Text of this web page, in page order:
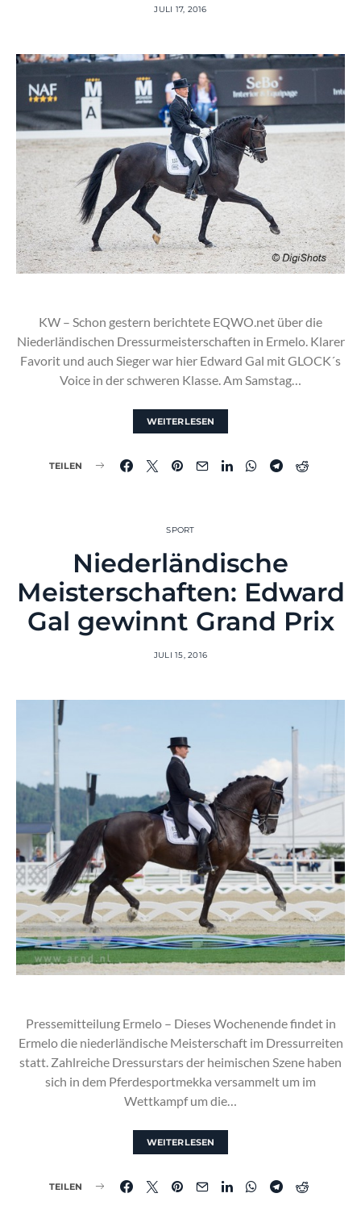
JULI 17, 2016
KW – Schon gestern berichtete EQWO.net über die
Niederländischen Dressurmeisterschaften in Ermelo. Klarer
Favorit und auch Sieger war hier Edward Gal mit GLOCK´s
Voice in der schweren Klasse. Am Samstag…
WEITERLESEN
TEILEN
SPORT
Niederländische
Meisterschaften: Edward
Gal gewinnt Grand Prix
JULI 15, 2016
Pressemitteilung Ermelo – Dieses Wochenende findet in
Ermelo die niederländische Meisterschaft im Dressurreiten
statt. Zahlreiche Dressurstars der heimischen Szene haben
sich in dem Pferdesportmekka versammelt um im
Wettkampf um die…
WEITERLESEN
TEILEN